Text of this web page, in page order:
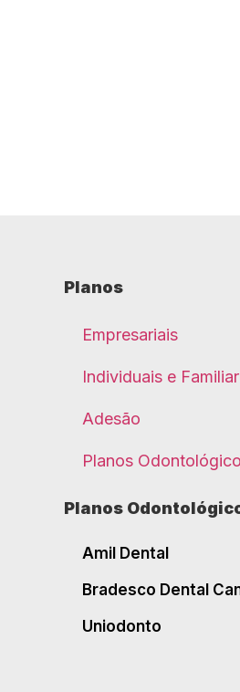
Planos
Empresariais
Individuais e
Adesão
Planos
Planos
Amil Dental
Bradesco Dental
Uniodonto